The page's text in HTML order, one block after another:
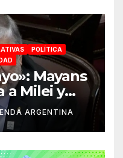
POLÍTICA
Mayans
a Milei y
juicio
a la
ARGENTINA